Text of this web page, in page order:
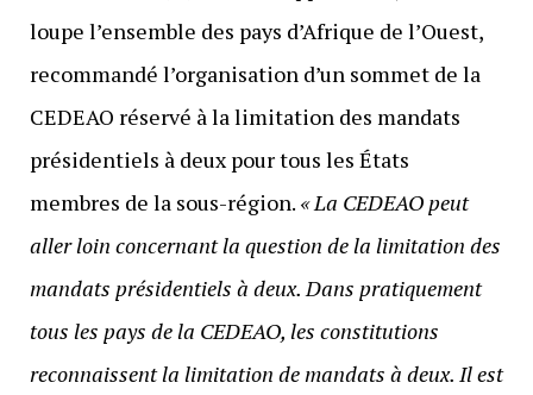
loupe l’ensemble des pays d’Afrique de l’Ouest,
recommandé l’organisation d’un sommet de la
CEDEAO réservé à la limitation des mandats
présidentiels à deux pour tous les États
membres de la sous-région. « La CEDEAO peut
aller loin concernant la question de la limitation des
mandats présidentiels à deux. Dans pratiquement
tous les pays de la CEDEAO, les constitutions
reconnaissent la limitation de mandats à deux. Il est